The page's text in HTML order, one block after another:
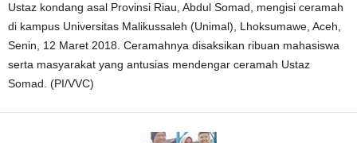
Ustaz kondang asal Provinsi Riau, Abdul Somad, mengisi ceramah
di kampus Universitas Malikussaleh (Unimal), Lhoksumawe, Aceh,
Senin, 12 Maret 2018. Ceramahnya disaksikan ribuan mahasiswa
serta masyarakat yang antusias mendengar ceramah Ustaz
Somad. (PI/VVC)